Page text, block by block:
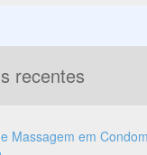
recentes
Massagem em